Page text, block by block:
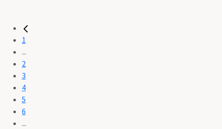
1
...
2
3
4
5
6
...